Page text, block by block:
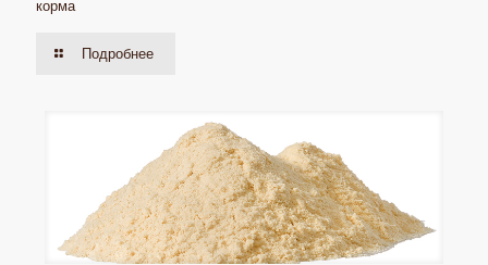
корма
Подробнее